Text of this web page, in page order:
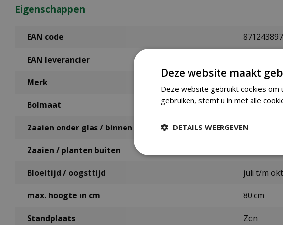
Eigenschappen
EAN code
EAN leverancier
Merk
Bolmaat I
Zaaien onder glas / binnen Maart
Zaaien / planten buiten
Bloeitijd / oogsttijd juli t/m
max. hoogte in cm 80 cm
Standplaats Zon
Deze website maakt
Deze website gebruikt cookies
gebruiken, stemt u in met alle
DETAILS WEERGEVEN